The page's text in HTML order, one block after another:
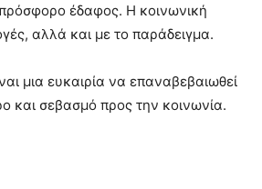
πρόσφορο έδαφος. Η κοινωνική
αλλά και με το παράδειγμα.
μια ευκαιρία να επαναβεβαιωθεί
και σεβασμό προς την κοινωνία.